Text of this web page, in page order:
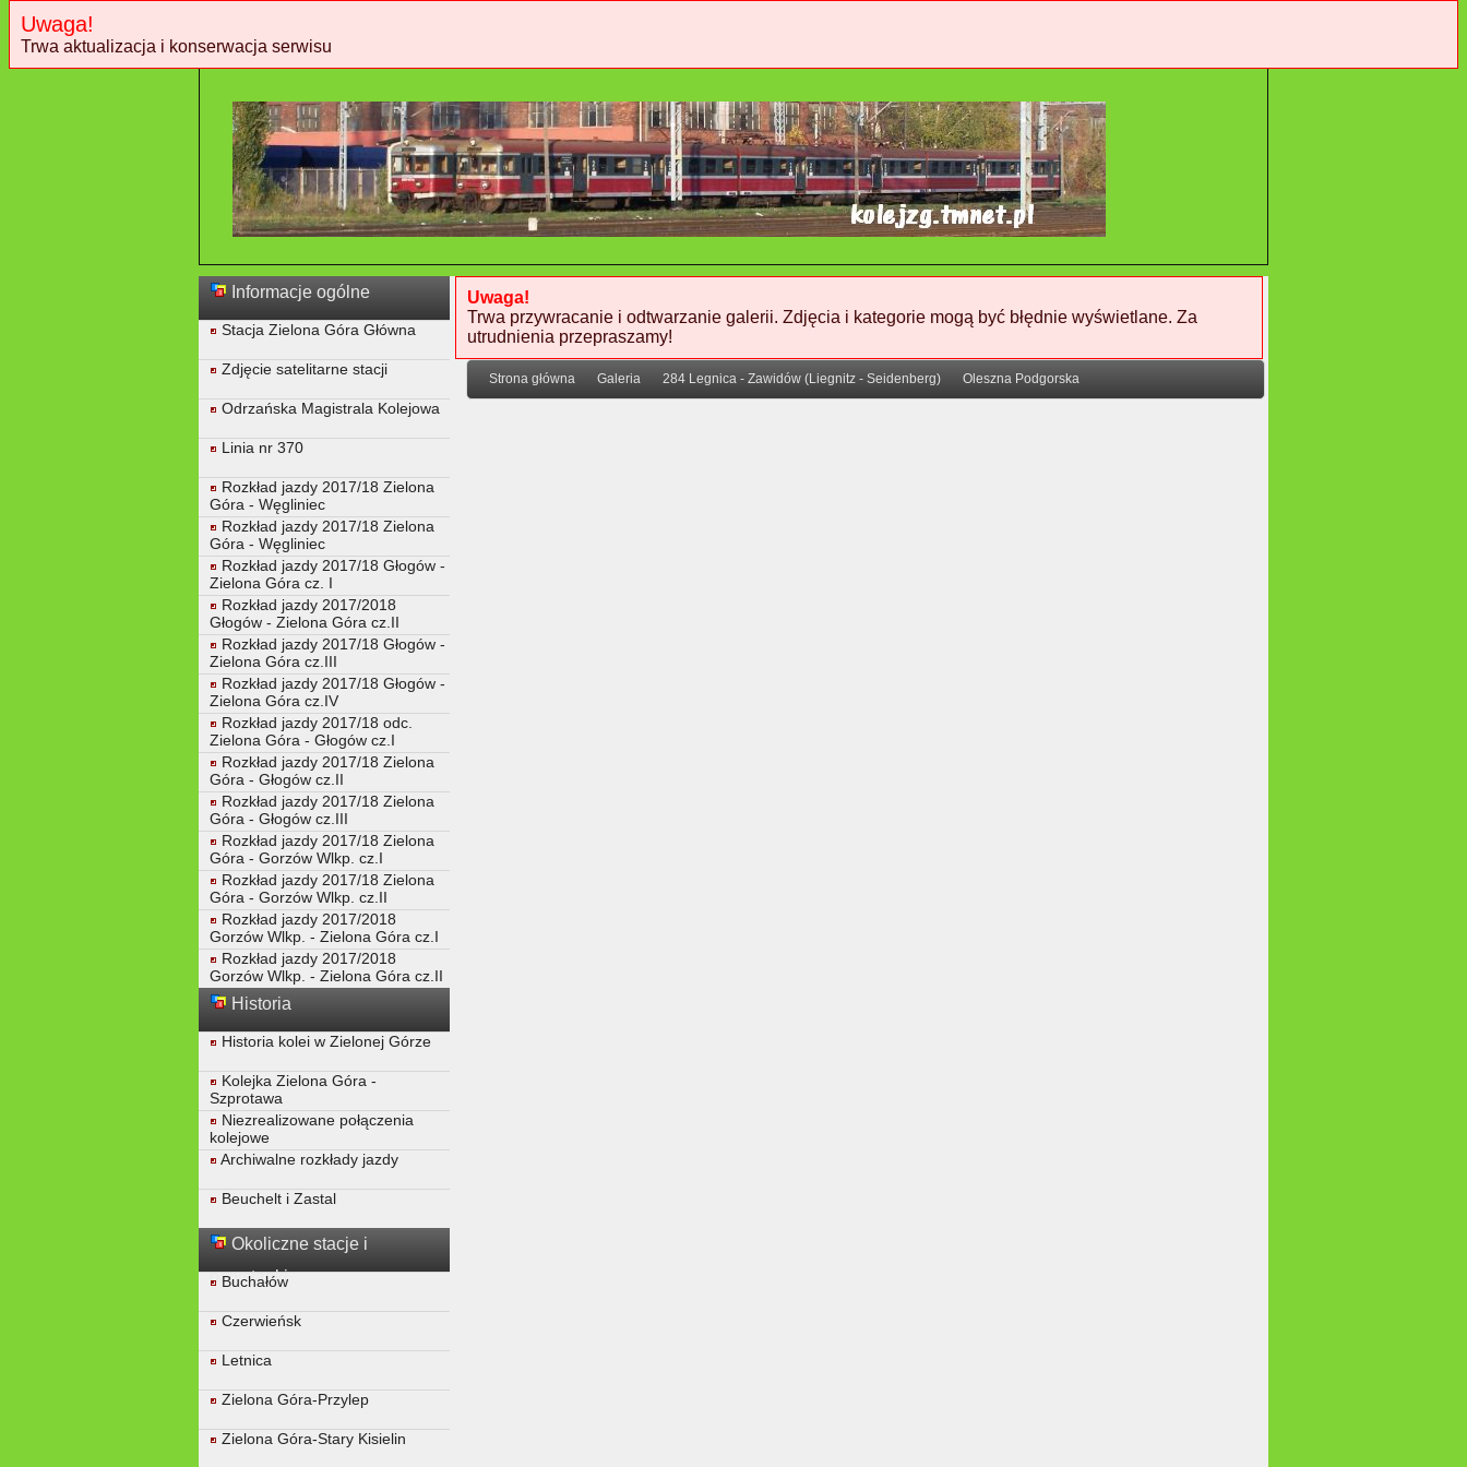
Uwaga!
Trwa aktualizacja i konserwacja serwisu
Informacje ogólne
Stacja Zielona Góra Główna
Zdjęcie satelitarne stacji
Odrzańska Magistrala Kolejowa
Linia nr 370
Rozkład jazdy 2017/18 Zielona
Góra - Węgliniec
Rozkład jazdy 2017/18 Zielona
Góra - Węgliniec
Rozkład jazdy 2017/18 Głogów -
Zielona Góra cz. I
Rozkład jazdy 2017/2018
Głogów - Zielona Góra cz.II
Rozkład jazdy 2017/18 Głogów -
Zielona Góra cz.III
Rozkład jazdy 2017/18 Głogów -
Zielona Góra cz.IV
Rozkład jazdy 2017/18 odc.
Zielona Góra - Głogów cz.I
Rozkład jazdy 2017/18 Zielona
Góra - Głogów cz.II
Rozkład jazdy 2017/18 Zielona
Góra - Głogów cz.III
Rozkład jazdy 2017/18 Zielona
Góra - Gorzów Wlkp. cz.I
Rozkład jazdy 2017/18 Zielona
Góra - Gorzów Wlkp. cz.II
Rozkład jazdy 2017/2018
Gorzów Wlkp. - Zielona Góra cz.I
Rozkład jazdy 2017/2018
Gorzów Wlkp. - Zielona Góra cz.II
Historia
Historia kolei w Zielonej Górze
Kolejka Zielona Góra -
Szprotawa
Niezrealizowane połączenia
kolejowe
Archiwalne rozkłady jazdy
Beuchelt i Zastal
Okoliczne stacje i
przystanki
Buchałów
Czerwieńsk
Letnica
Zielona Góra-Przylep
Zielona Góra-Stary Kisielin
Uwaga!
Trwa przywracanie i odtwarzanie galerii. Zdjęcia i kategorie mogą być błędnie wyświetlane. Za
utrudnienia przepraszamy!
Strona główna Galeria 284 Legnica - Zawidów (Liegnitz - Seidenberg) Oleszna Podgorska